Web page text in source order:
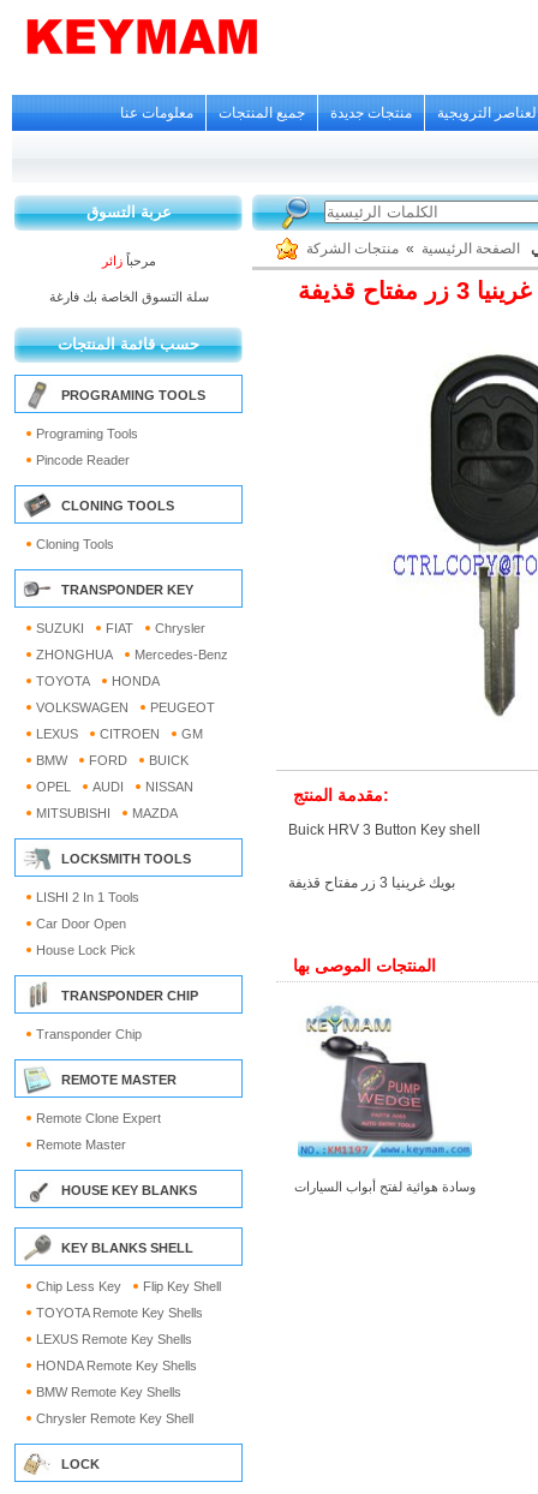
معلومات عنا جميع المنتجات منتجات جديدة الترويجية
عربة التسوق
مرحباًزائر
سلة التسوق الخاصة بك فارغة
حسب قائمة المنتجات
PROGRAMING TOOLS
Programing Tools
Pincode Reader
CLONING TOOLS
Cloning Tools
TRANSPONDER KEY
SUZUKI FIAT
Chrysler
ZHONGHUA
Mercedes-Benz
TOYOTA
HONDA
VOLKSWAGEN
PEUGEOT
LEXUS
CITROEN
GM
BMW
FORD
BUICK
OPEL
AUDI
NISSAN
MITSUBISHI
MAZDA
LOCKSMITH TOOLS
LISHI 2 In 1 Tools
Car Door Open
House Lock Pick
TRANSPONDER CHIP
Transponder Chip
REMOTE MASTER
Remote Clone Expert
Remote Master
HOUSE KEY BLANKS
KEY BLANKS SHELL
Chip Less Key
Flip Key Shell
TOYOTA Remote Key Shells
LEXUS Remote Key Shells
HONDA Remote Key Shells
BMW Remote Key Shells
Chrysler Remote Key Shell
LOCK
الصفحة الرئيسية » منتجات الشركة
زر مفتاح قذيفة
مقدمة المنتج:
Buick HRV 3 Button Key shell
بويك غرينيا 3 زر مفتاح قذيفة
المنتجات الموصى بها
وسادة هوائية لفتح أبواب السيارات